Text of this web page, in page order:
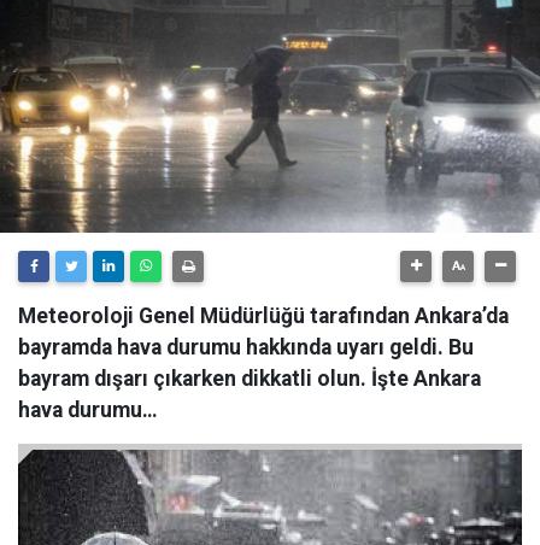
Meteoroloji Genel Müdürlüğü tarafından Ankara’da
bayramda hava durumu hakkında uyarı geldi. Bu
bayram dışarı çıkarken dikkatli olun. İşte Ankara
hava durumu…